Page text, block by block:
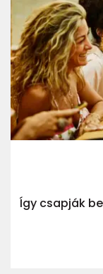
Így csapják